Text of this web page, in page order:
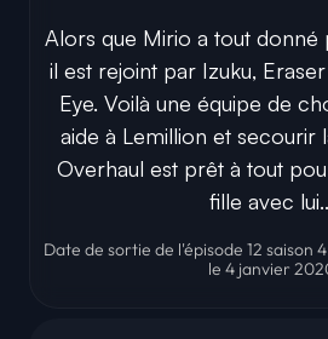
Alors que Mirio a tout
il est rejoint par Izuku,
Eye. Voilà une équipe de
aide à Lemillion et secourir
Overhaul est prêt à tout
fille avec
Date de sortie de l'épisode 12 saison
le 4 janvier